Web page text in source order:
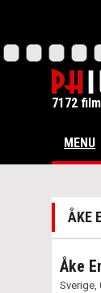
7172
MENU
ÅKE
Åke
Sverige,